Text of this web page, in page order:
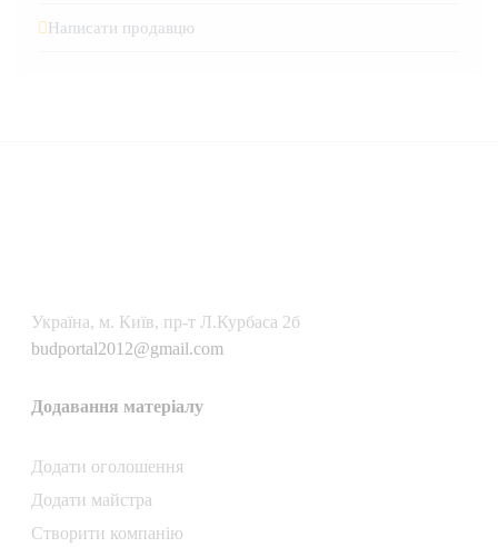
Написати продавцю
Українa, м. Київ, пр-т Л.Курбаса 2б
budportal2012@gmail.com
Додавання матеріалу
Додати oголошення
Додати майстра
Створити компанiю